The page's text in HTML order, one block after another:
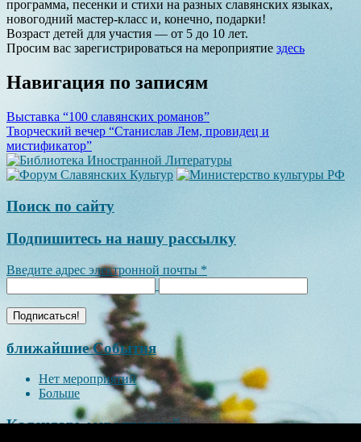
программа, песенки и стихи на разных славянских языках,
новогодний мастер-класс и, конечно, подарки!
Возраст детей для участия — от 5 до 10 лет.
Просим вас зарегистрироваться на мероприятие здесь
Навигация по записям
Выставка “100 славянских романов”
Творческий вечер “Станислав Лем, провидец и
мистификатор”
Поиск по сайту
Подпишитесь на нашу рассылку
Введите адрес электронной почты *
ближайшие События
Нет мероприятий
Больше
Календарь мероприятий